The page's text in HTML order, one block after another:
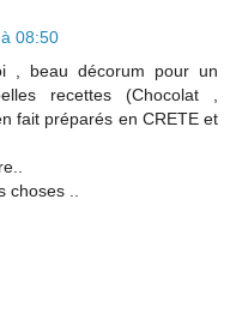
08:50
, beau décorum pour un
recettes (Chocolat ,
fait préparés en CRETE et
..